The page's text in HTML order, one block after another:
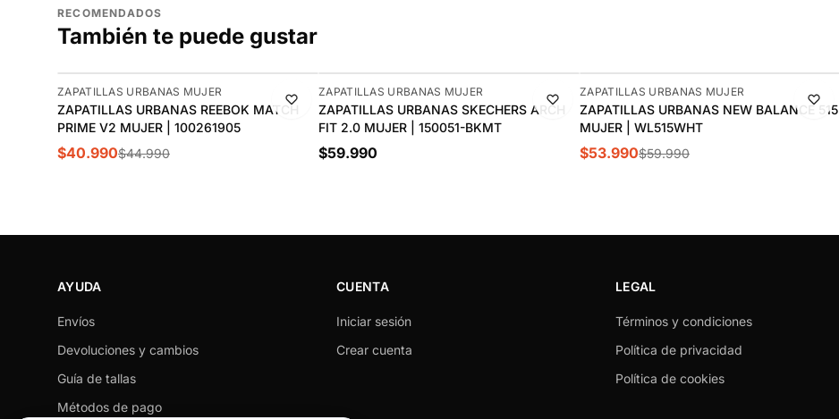
RECOMENDADOS
También te puede gustar
-9%
ZAPATILLAS URBANAS MUJER
ZAPATILLAS URBANAS REEBOK MATCH
PRIME V2 MUJER | 100261905
$40.990$44.990
ZAPATILLAS URBANAS MUJER
ZAPATILLAS URBANAS SKECHERS ARCH
FIT 2.0 MUJER | 150051-BKMT
$59.990
-10%
ZAPATILLAS URBANAS MUJER
ZAPATILLAS URBANAS NEW BALANCE 515
MUJER | WL515WHT
$53.990$59.990
AYUDA
Envíos
Devoluciones y cambios
Guía de tallas
Métodos de pago
CUENTA
Iniciar sesión
Crear cuenta
LEGAL
Términos y condiciones
Política de privacidad
Política de cookies